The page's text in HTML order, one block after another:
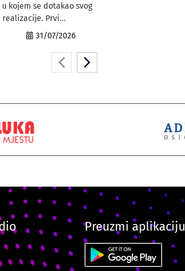
kojem se dotakao svog
Prvi...
31/07/2026
Preuzmi aplikaciju